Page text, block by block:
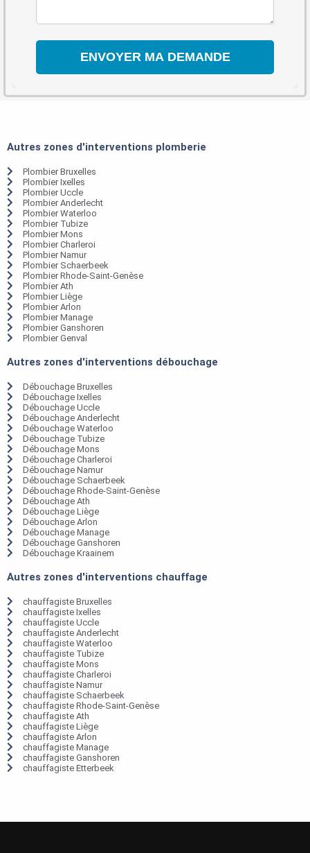
Autres zones d'interventions plomberie
Plombier Bruxelles
Plombier Ixelles
Plombier Uccle
Plombier Anderlecht
Plombier Waterloo
Plombier Tubize
Plombier Mons
Plombier Charleroi
Plombier Namur
Plombier Schaerbeek
Plombier Rhode-Saint-Genèse
Plombier Ath
Plombier Liège
Plombier Arlon
Plombier Manage
Plombier Ganshoren
Plombier Genval
Autres zones d'interventions débouchage
Débouchage Bruxelles
Débouchage Ixelles
Débouchage Uccle
Débouchage Anderlecht
Débouchage Waterloo
Débouchage Tubize
Débouchage Mons
Débouchage Charleroi
Débouchage Namur
Débouchage Schaerbeek
Débouchage Rhode-Saint-Genèse
Débouchage Ath
Débouchage Liège
Débouchage Arlon
Débouchage Manage
Débouchage Ganshoren
Débouchage Kraainem
Autres zones d'interventions chauffage
chauffagiste Bruxelles
chauffagiste Ixelles
chauffagiste Uccle
chauffagiste Anderlecht
chauffagiste Waterloo
chauffagiste Tubize
chauffagiste Mons
chauffagiste Charleroi
chauffagiste Namur
chauffagiste Schaerbeek
chauffagiste Rhode-Saint-Genèse
chauffagiste Ath
chauffagiste Liège
chauffagiste Arlon
chauffagiste Manage
chauffagiste Ganshoren
chauffagiste Etterbeek